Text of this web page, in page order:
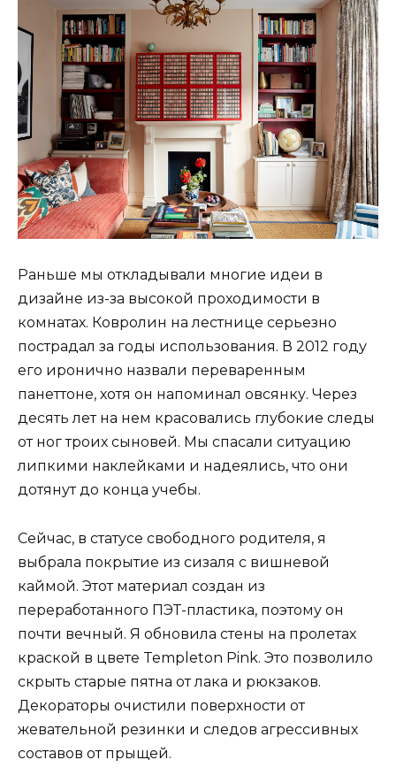
Раньше мы откладывали многие идеи в
дизайне из-за высокой проходимости в
комнатах. Ковролин на лестнице серьезно
пострадал за годы использования. В 2012 году
его иронично назвали переваренным
панеттоне, хотя он напоминал овсянку. Через
десять лет на нем красовались глубокие следы
от ног троих сыновей. Мы спасали ситуацию
липкими наклейками и надеялись, что они
дотянут до конца учебы.
Сейчас, в статусе свободного родителя, я
выбрала покрытие из сизаля с вишневой
каймой. Этот материал создан из
переработанного ПЭТ-пластика, поэтому он
почти вечный. Я обновила стены на пролетах
краской в цвете Templeton Pink. Это позволило
скрыть старые пятна от лака и рюкзаков.
Декораторы очистили поверхности от
жевательной резинки и следов агрессивных
составов от прыщей.